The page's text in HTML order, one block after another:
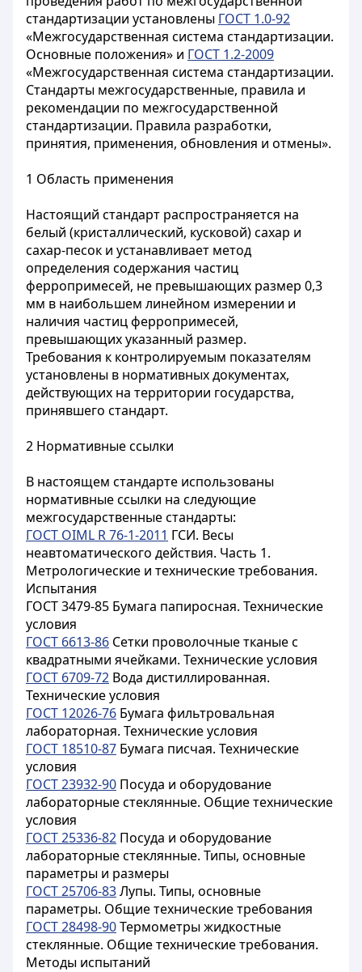
стандартизации установлены ГОСТ 1.0-92
«Межгосударственная система стандартизации.
Основные положения» и ГОСТ 1.2-2009
«Межгосударственная система стандартизации.
Стандарты межгосударственные, правила и
рекомендации по межгосударственной
стандартизации. Правила разработки,
принятия, применения, обновления и отмены».
1 Область применения
Настоящий стандарт распространяется на
белый (кристаллический, кусковой) сахар и
сахар-песок и устанавливает метод
определения содержания частиц
ферропримесей, не превышающих размер 0,3
мм в наибольшем линейном измерении и
наличия частиц ферропримесей,
превышающих указанный размер.
Требования к контролируемым показателям
установлены в нормативных документах,
действующих на территории государства,
принявшего стандарт.
2 Нормативные ссылки
В настоящем стандарте использованы
нормативные ссылки на следующие
межгосударственные стандарты:
ГОСТ OIML R 76-1-2011 ГСИ. Весы
неавтоматического действия. Часть 1.
Метрологические и технические требования.
Испытания
ГОСТ 3479-85 Бумага папиросная. Технические
условия
ГОСТ 6613-86 Сетки проволочные тканые с
квадратными ячейками. Технические условия
ГОСТ 6709-72 Вода дистиллированная.
Технические условия
ГОСТ 12026-76 Бумага фильтровальная
лабораторная. Технические условия
ГОСТ 18510-87 Бумага писчая. Технические
условия
ГОСТ 23932-90 Посуда и оборудование
лабораторные стеклянные. Общие технические
условия
ГОСТ 25336-82 Посуда и оборудование
лабораторные стеклянные. Типы, основные
параметры и размеры
ГОСТ 25706-83Лупы. Типы, основные
параметры. Общие технические требования
ГОСТ 28498-90Термометры жидкостные
стеклянные. Общие технические требования.
Методы испытаний